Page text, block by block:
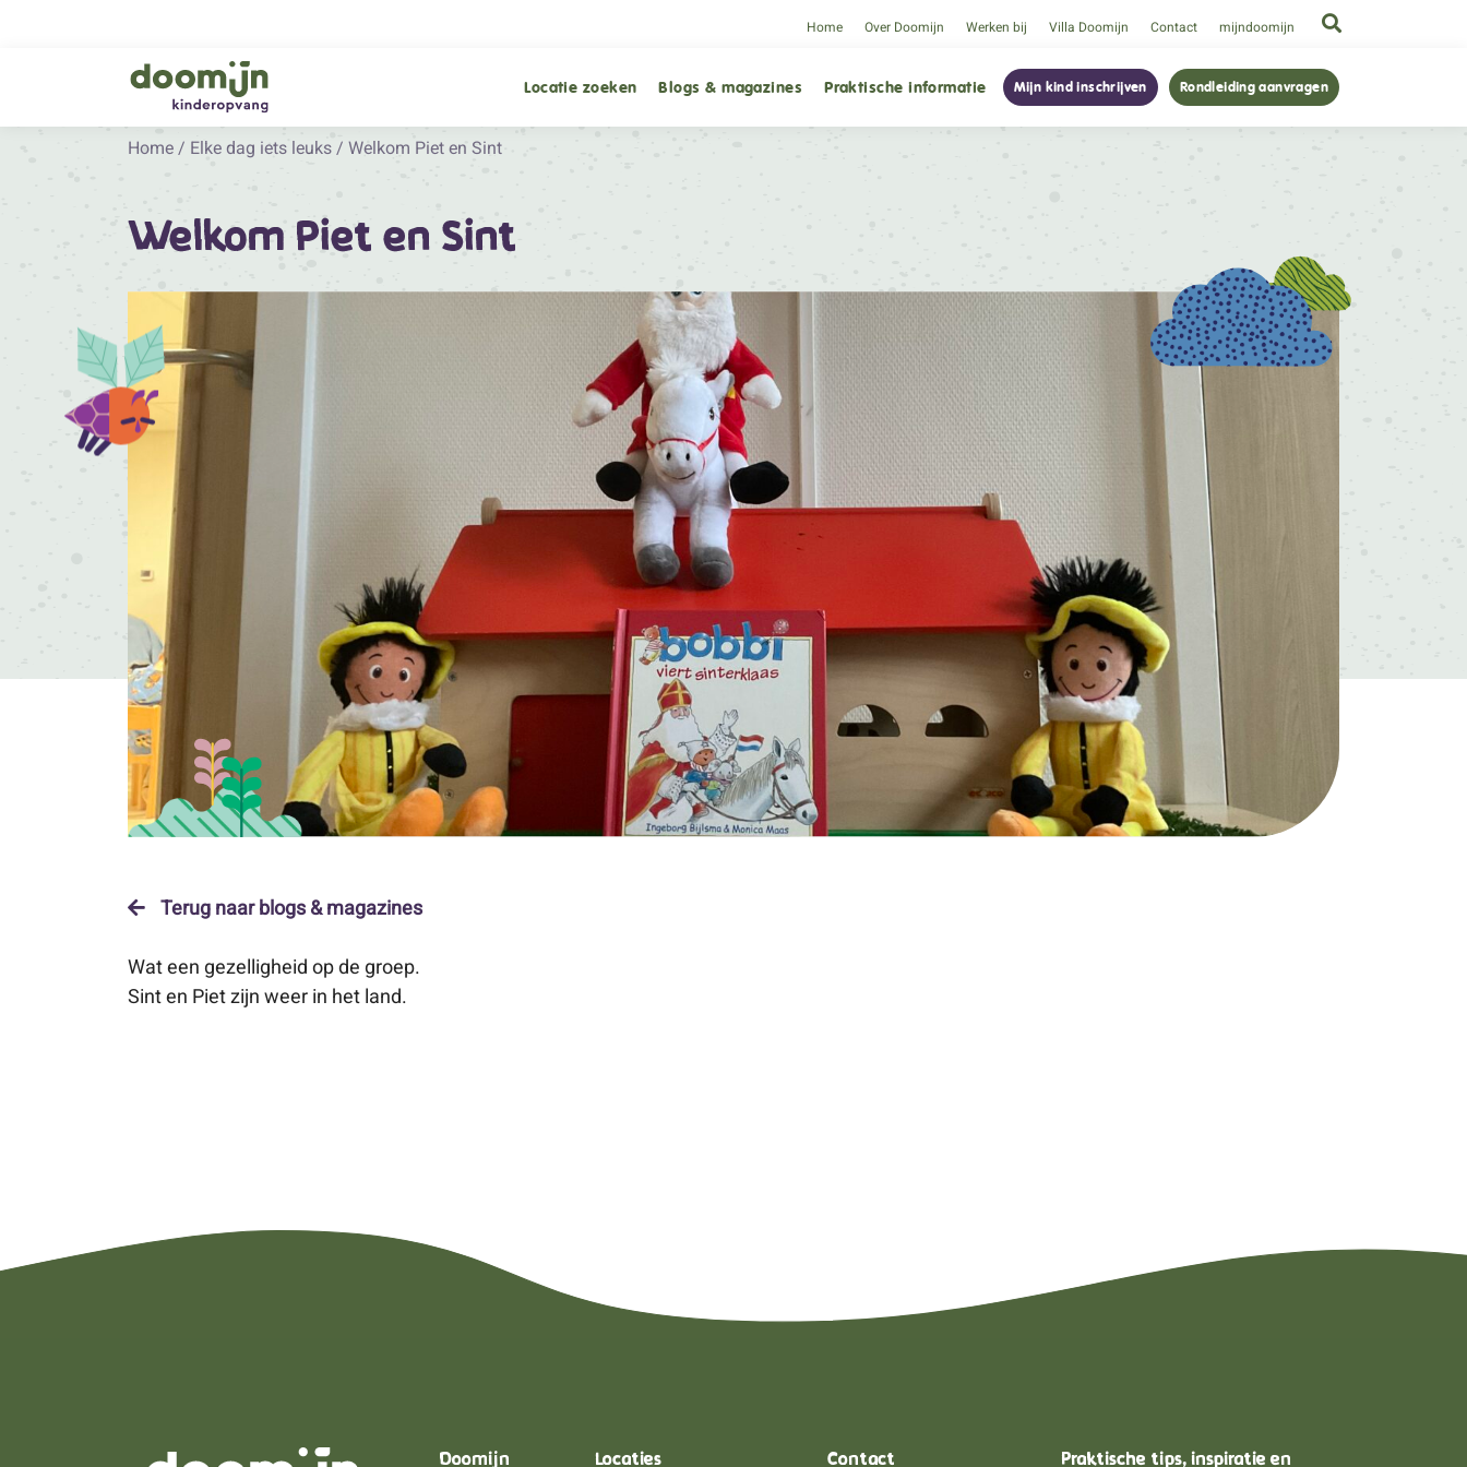
Home Over Doomijn Werken bij Villa Doomijn Contact mijndoomijn
Locatie zoeken Blogs & magazines Praktische informatie Mijn kind inschrijven Rondleiding aanvragen
Home / Elke dag iets leuks / Welkom Piet en Sint
Welkom Piet en Sint
Terug naar blogs & magazines
Wat een gezelligheid op de groep.
Sint en Piet zijn weer in het land.
Doomijn Locaties Contact Praktische tips, inspiratie en